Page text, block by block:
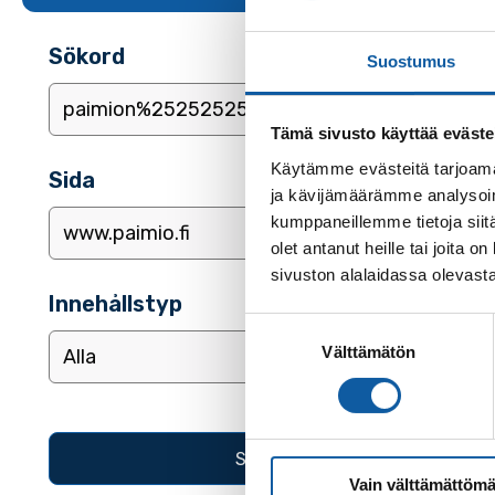
Suostumus
Tämä sivusto käyttää
Käytämme evästeitä
ja kävijämäärämme
kumppaneillemme tietoja
olet antanut heille tai joita
sivuston alalaidassa
Välttämätön
Vain
Sökord
Sida
Innehållstyp